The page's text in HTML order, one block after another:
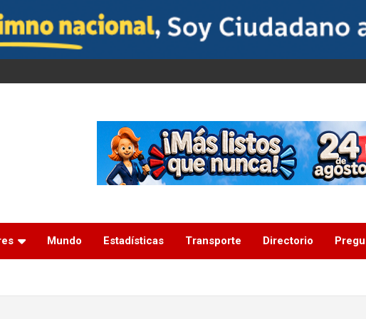
Mundo Estadísticas Transporte Directorio